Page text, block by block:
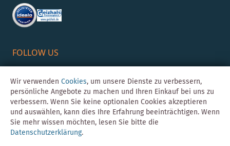
FOLLOW US
Wir verwenden Cookies, um unsere Dienste zu verbessern,
persönliche Angebote zu machen und Ihren Einkauf bei uns zu
verbessern. Wenn Sie keine optionalen Cookies akzeptieren
und auswählen, kann dies Ihre Erfahrung beeinträchtigen. Wenn
Sie mehr wissen möchten, lesen Sie bitte die
Datenschutzerklärung.